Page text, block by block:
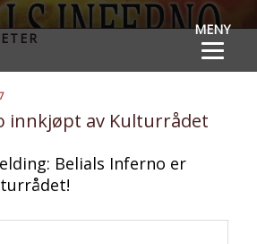
MENY
for YA
innkjøpt av Kulturrådet
Belials Inferno er